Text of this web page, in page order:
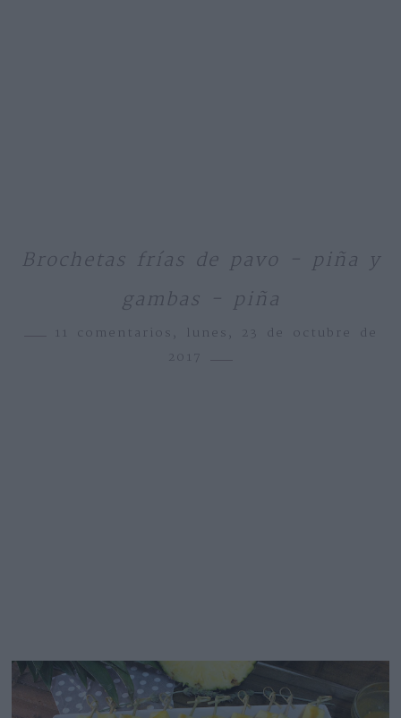
Brochetas frías de pavo - piña y
gambas - piña
11 comentarios,
lunes, 23 de octubre de
2017